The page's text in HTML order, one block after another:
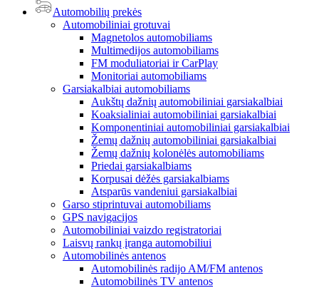
Automobilių prekės
Automobiliniai grotuvai
Magnetolos automobiliams
Multimedijos automobiliams
FM moduliatoriai ir CarPlay
Monitoriai automobiliams
Garsiakalbiai automobiliams
Aukštų dažnių automobiliniai garsiakalbiai
Koaksialiniai automobiliniai garsiakalbiai
Komponentiniai automobiliniai garsiakalbiai
Žemų dažnių automobiliniai garsiakalbiai
Žemų dažnių kolonėlės automobiliams
Priedai garsiakalbiams
Korpusai dėžės garsiakalbiams
Atsparūs vandeniui garsiakalbiai
Garso stiprintuvai automobiliams
GPS navigacijos
Automobiliniai vaizdo registratoriai
Laisvų rankų įranga automobiliui
Automobilinės antenos
Automobilinės radijo AM/FM antenos
Automobilinės TV antenos